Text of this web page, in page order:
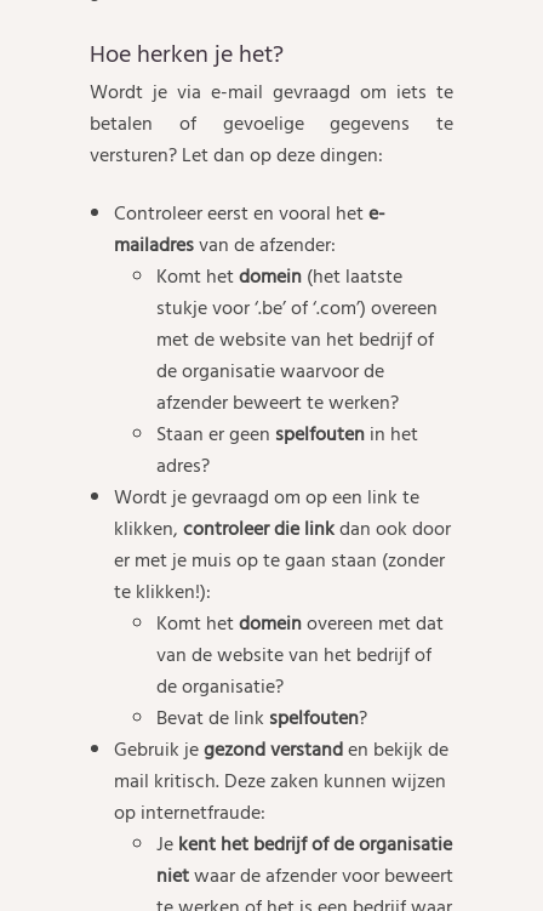
Hoe herken je het?
Wordt je via e-mail gevraagd om iets te
betalen of gevoelige gegevens te
versturen? Let dan op deze dingen:
Controleer eerst en vooral hete-
mailadresvan de afzender:
Komt hetdomein(het laatste
stukje voor ‘.be’ of ‘.com’) overeen
met de website van het bedrijf of
de organisatie waarvoor de
afzender beweert te werken?
Staan er geen spelfoutenin het
adres?
Wordt je gevraagd om op een link te
klikken,controleer die linkdan ook door
er met je muis op te gaan staan (zonder
te klikken!):
Komt hetdomeinovereen met dat
van de website van het bedrijf of
de organisatie?
Bevat de link spelfouten?
Gebruik jegezond verstanden bekijk de
mail kritisch. Deze zaken kunnen wijzen
op internetfraude:
Jekent het bedrijf of de organisatie
nietwaar de afzender voor beweert